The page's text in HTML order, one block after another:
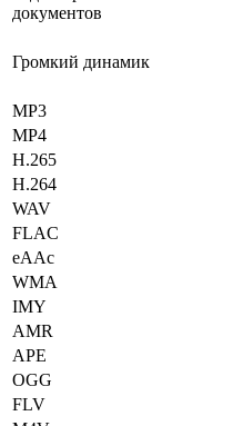
документов
Громкий динамик
MP3
MP4
H.265
H.264
WAV
FLAC
eAAc
WMA
IMY
AMR
APE
OGG
FLV